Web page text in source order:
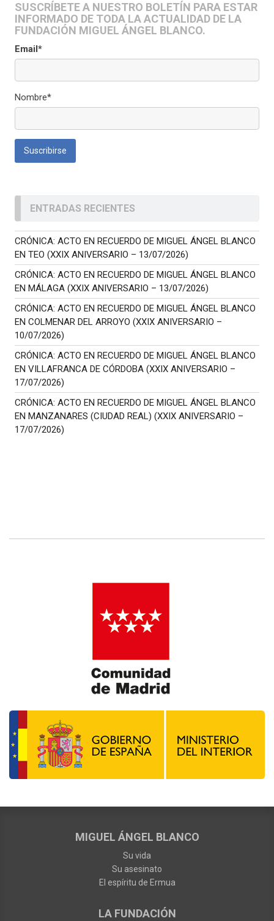
SUSCRÍBETE A NUESTRO BOLETÍN PARA ESTAR
INFORMADO DE TODA LA ACTUALIDAD DE LA
FUNDACIÓN MIGUEL ÁNGEL BLANCO.
Email*
Nombre*
ENTRADAS RECIENTES
CRÓNICA: ACTO EN RECUERDO DE MIGUEL ÁNGEL BLANCO
EN TEO (XXIX ANIVERSARIO – 13/07/2026)
CRÓNICA: ACTO EN RECUERDO DE MIGUEL ÁNGEL BLANCO
EN MÁLAGA (XXIX ANIVERSARIO – 13/07/2026)
CRÓNICA: ACTO EN RECUERDO DE MIGUEL ÁNGEL BLANCO
EN COLMENAR DEL ARROYO (XXIX ANIVERSARIO –
10/07/2026)
CRÓNICA: ACTO EN RECUERDO DE MIGUEL ÁNGEL BLANCO
EN VILLAFRANCA DE CÓRDOBA (XXIX ANIVERSARIO –
17/07/2026)
CRÓNICA: ACTO EN RECUERDO DE MIGUEL ÁNGEL BLANCO
EN MANZANARES (CIUDAD REAL) (XXIX ANIVERSARIO –
17/07/2026)
MIGUEL ÁNGEL BLANCO
Su vida
Su asesinato
El espíritu de Ermua
LA FUNDACIÓN